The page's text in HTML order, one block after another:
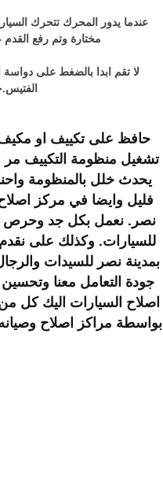
عندما يدور المحرك تتحرك
مختارة وتم رفع
لا تقم ابدا بالضغط على دواسة
حافظ على تكييف او
تشغيل منظومة التكييف
يحدث خلل بالمنظومة
فليل وايضا في مركز
نصر . نعمل بكل جد وحرص
للسيارات. وكذلك على
بمدينة نصر للسيدات
جودة التعامل معنا
اصلاح السيارات اليك كل
بواسطة مراكز اصلاح